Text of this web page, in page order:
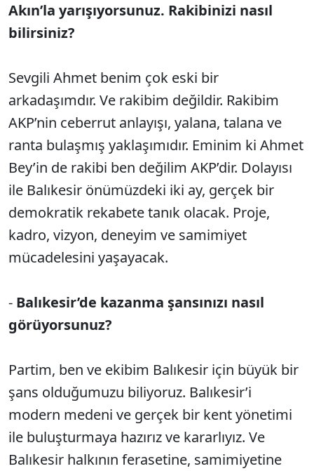
Akın’la yarışıyorsunuz. Rakibinizi nasıl
bilirsiniz?
Sevgili Ahmet benim çok eski bir
arkadaşımdır. Ve rakibim değildir. Rakibim
AKP’nin ceberrut anlayışı, yalana, talana ve
ranta bulaşmış yaklaşımıdır. Eminim ki Ahmet
Bey’in de rakibi ben değilim AKP’dir. Dolayısı
ile Balıkesir önümüzdeki iki ay, gerçek bir
demokratik rekabete tanık olacak. Proje,
kadro, vizyon, deneyim ve samimiyet
mücadelesini yaşayacak.
- Balıkesir’de kazanma şansınızı nasıl
görüyorsunuz?
Partim, ben ve ekibim Balıkesir için büyük bir
şans olduğumuzu biliyoruz. Balıkesir’i
modern medeni ve gerçek bir kent yönetimi
ile buluşturmaya hazırız ve kararlıyız. Ve
Balıkesir halkının ferasetine, samimiyetine